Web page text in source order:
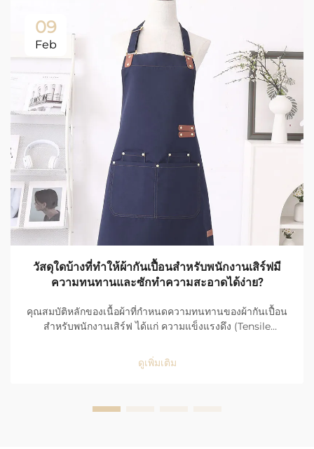
09
Feb
วัสดุใดบ้างที่ทำให้ผ้ากันเปื้อนสำหรับพนักงานเสิร์ฟมี
ความทนทานและซักทำความสะอาดได้ง่าย?
คุณสมบัติหลักของเนื้อผ้าที่กำหนดความทนทานของผ้ากันเปื้อน
สำหรับพนักงานเสิร์ฟ ได้แก่ ความแข็งแรงดึง (Tensile
Resistance) และการใช้งานในพื้นที่ที่มีผู้คนหนาแน่นสูงใน
ร้านอาหาร ผ้ากันเปื้อนของพนักงานเสิร์ฟต้องเผชิญกับการใช้
ดูเพิ่มเติม